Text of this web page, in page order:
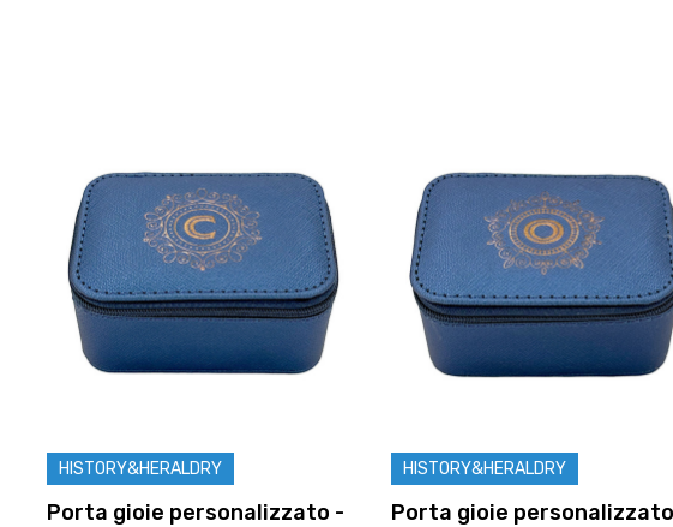
HISTORY&HERALDRY
Porta gioie personalizzato -
HISTORY&HERALDRY
Porta gioie